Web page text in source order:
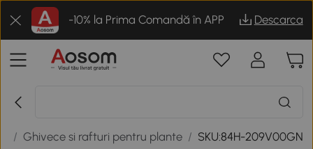
-10% la Prima Comandă în APP Descarca
/ Ghivece si rafturi pentru plante / SKU:84H-209V00GN